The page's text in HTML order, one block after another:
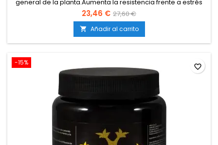
general de la planta.Aumenta la resistencia frente a estrés
ambiental y plagas.Mejora la absorción y transporte de
nutrientes.Compatible con fertilizantes base y aditivos de
BAC.Apto para cultivos en tierra, coco e hidroponía.
23,46 € 27,60 €
 Añadir al carrito
-15% favorite_border